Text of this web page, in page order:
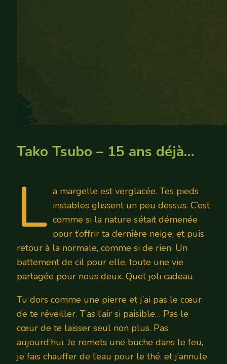
Tako Tsubo – 15 ans déjà…
L a margelle est verglacée. Tes pieds
instables glissent un peu dessus. C’est
comme si la nature s’était démenée
pour t’offrir ta dernière neige, et puis
retour à la normale, comme si de rien. Un
battement de cil pour elle, toute une vie
partagée pour nous deux. Quel joli cadeau.
Tu dors comme une pierre et j’ai pas le cœur
de te réveiller. T’as l’air si paisible… Pas le
cœur de te laisser seul non plus. Pas
aujourd’hui. Je remets une buche dans le feu,
je fais chauffer de l’eau pour le thé, et j’annule